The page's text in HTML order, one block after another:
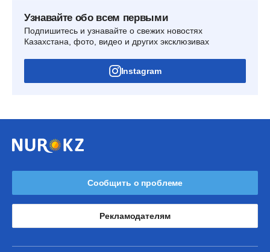
Узнавайте обо всем первыми
Подпишитесь и узнавайте о свежих новостях
Казахстана, фото, видео и других эксклюзивах
Instagram
Сообщить о проблеме
Рекламодателям